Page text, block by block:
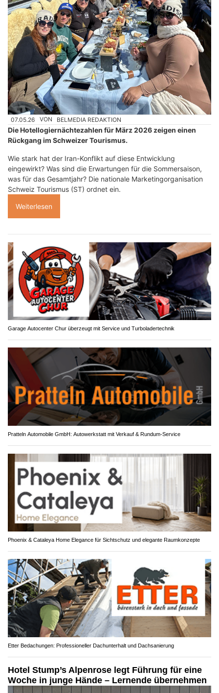
07.05.26 VON BELMEDIA REDAKTION
Die Hotellogiernächtezahlen für März 2026 zeigen einen
Rückgang im Schweizer Tourismus.
Wie stark hat der Iran-Konflikt auf diese Entwicklung
eingewirkt? Was sind die Erwartungen für die Sommersaison,
was für das Gesamtjahr? Die nationale Marketingorganisation
Schweiz Tourismus (ST) ordnet ein.
Weiterlesen
Garage Autocenter Chur überzeugt mit Service und Turboladertechnik
Pratteln Automobile GmbH: Autowerkstatt mit Verkauf & Rundum-Service
Phoenix & Cataleya Home Elegance für Sichtschutz und elegante Raumkonzepte
Etter Bedachungen: Professioneller Dachunterhalt und Dachsanierung
Hotel Stump’s Alpenrose legt Führung für eine
Woche in junge Hände – Lernende übernehmen